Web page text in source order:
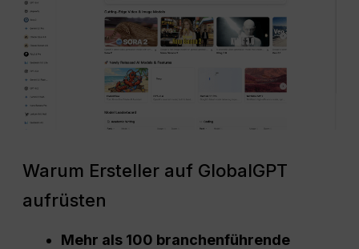
Warum Ersteller auf GlobalGPT
aufrüsten
Mehr als 100 branchenführende